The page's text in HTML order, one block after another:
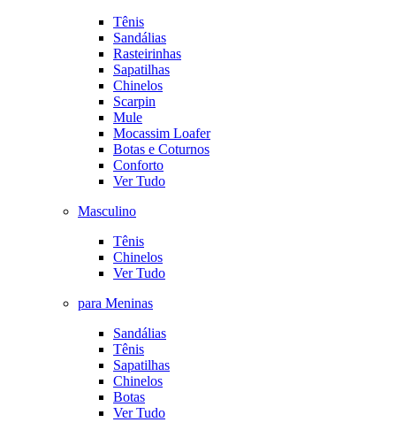
Tênis
Sandálias
Rasteirinhas
Sapatilhas
Chinelos
Scarpin
Mule
Mocassim Loafer
Botas e Coturnos
Conforto
Ver Tudo
Masculino
Tênis
Chinelos
Ver Tudo
para Meninas
Sandálias
Tênis
Sapatilhas
Chinelos
Botas
Ver Tudo